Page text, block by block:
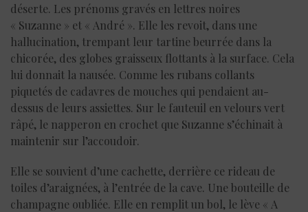
déserte. Les prénoms gravés en lettres noires
« Suzanne » et « André ». Elle les revoit, dans une
hallucination, trempant leur tartine beurrée dans la
chicorée, des globes graisseux flottants à la surface. Cela
lui donnait la nausée. Comme les rubans collants
piquetés de cadavres de mouches qui pendaient au-
dessus de leurs assiettes. Sur le fauteuil en velours vert
râpé, le napperon en crochet que Suzanne s’échinait à
maintenir sur l’accoudoir.
Elle se souvient d’une cachette, derrière ce rideau de
toiles d’araignées, à l’entrée de la cave. Une bouteille de
champagne oubliée. Elle en remplit un bol, le lève « A